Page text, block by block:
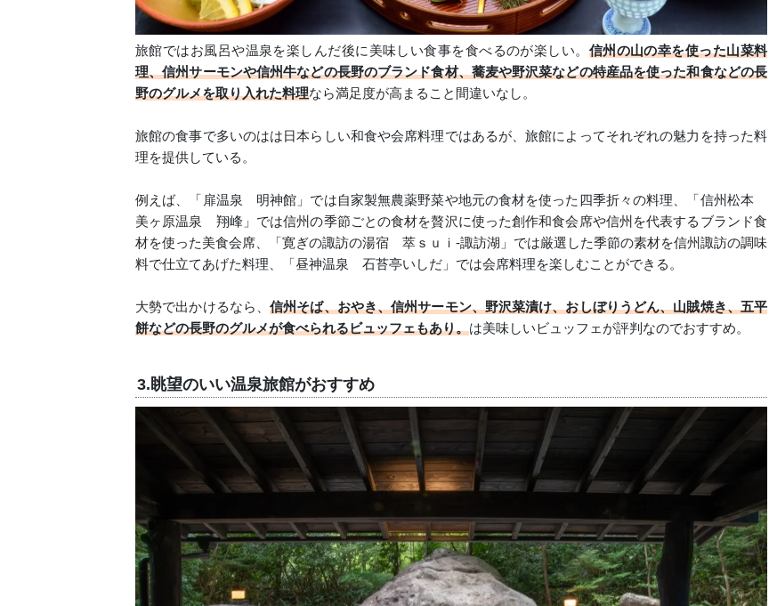
旅館ではお風呂や温泉を楽しんだ後に美味しい食事を食べるのが楽しい。 信州の山の幸を使った山菜料
理、信州サーモンや信州牛などの長野のブランド食材、蕎麦や野沢菜などの特産品を使った和食などの長
野のグルメを取り入れた料理なら満足度が高まること間違いなし。
旅館の食事で多いのはは日本らしい和食や会席料理ではあるが、旅館によってそれぞれの魅力を持った料
理を提供している。
例えば、「扉温泉 明神館」では自家製無農薬野菜や地元の食材を使った四季折々の料理、「信州松本
美ヶ原温泉 翔峰」では信州の季節ごとの食材を贅沢に使った創作和食会席や信州を代表するブランド食
材を使った美食会席、「寛ぎの諏訪の湯宿 萃ｓｕｉ‐諏訪湖」では厳選した季節の素材を信州諏訪の調味
料で仕立てあげた料理、「昼神温泉 石苔亭いしだ」では会席料理を楽しむことができる。
大勢で出かけるなら、信州そば、おやき、信州サーモン、野沢菜漬け、おしぼりうどん、山賊焼き、五平
餅などの長野のグルメが食べられるビュッフェもあり。は美味しいビュッフェが評判なのでおすすめ。
3.眺望のいい温泉旅館がおすすめ